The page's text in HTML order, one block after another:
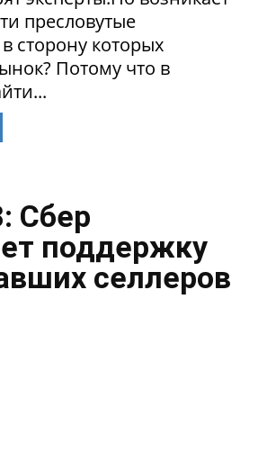
пресловутые
сторону которых
Потому что в
Сбер
поддержку
селлеров